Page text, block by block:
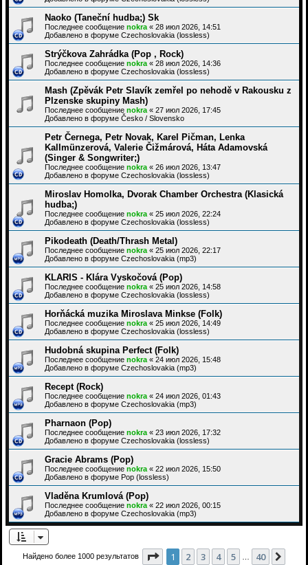
Naoko (Taneční hudba;) Sk
Последнее сообщение nokra « 28 июл 2026, 14:51
Добавлено в форуме Czechoslovakia (lossless)
Strýčkova Zahrádka (Pop , Rock)
Последнее сообщение nokra « 28 июл 2026, 14:36
Добавлено в форуме Czechoslovakia (lossless)
Mash (Zpěvák Petr Slavík zemřel po nehodě v Rakousku z
Plzenske skupiny Mash)
Последнее сообщение nokra « 27 июл 2026, 17:45
Добавлено в форуме Česko / Slovensko
Petr Černega, Petr Novak, Karel Pičman, Lenka
Kallmünzerová, Valerie Čižmárová, Háta Adamovská
(Singer & Songwriter;)
Последнее сообщение nokra « 26 июл 2026, 13:47
Добавлено в форуме Czechoslovakia (lossless)
Miroslav Homolka, Dvorak Chamber Orchestra (Klasická
hudba;)
Последнее сообщение nokra « 25 июл 2026, 22:24
Добавлено в форуме Czechoslovakia (lossless)
Pikodeath (Death/Thrash Metal)
Последнее сообщение nokra « 25 июл 2026, 22:17
Добавлено в форуме Czechoslovakia (mp3)
KLARIS - Klára Vyskočová (Pop)
Последнее сообщение nokra « 25 июл 2026, 14:58
Добавлено в форуме Czechoslovakia (lossless)
Horňácká muzika Miroslava Minkse (Folk)
Последнее сообщение nokra « 25 июл 2026, 14:49
Добавлено в форуме Czechoslovakia (lossless)
Hudobná skupina Perfect (Folk)
Последнее сообщение nokra « 24 июл 2026, 15:48
Добавлено в форуме Czechoslovakia (mp3)
Recept (Rock)
Последнее сообщение nokra « 24 июл 2026, 01:43
Добавлено в форуме Czechoslovakia (mp3)
Pharnaon (Pop)
Последнее сообщение nokra « 23 июл 2026, 17:32
Добавлено в форуме Czechoslovakia (lossless)
Gracie Abrams (Pop)
Последнее сообщение nokra « 22 июл 2026, 15:50
Добавлено в форуме Pop (lossless)
Vladěna Krumlová (Pop)
Последнее сообщение nokra « 22 июл 2026, 00:15
Добавлено в форуме Czechoslovakia (mp3)
Найдено более 1000 результатов Страница из 40
1 2 3 4 5 40